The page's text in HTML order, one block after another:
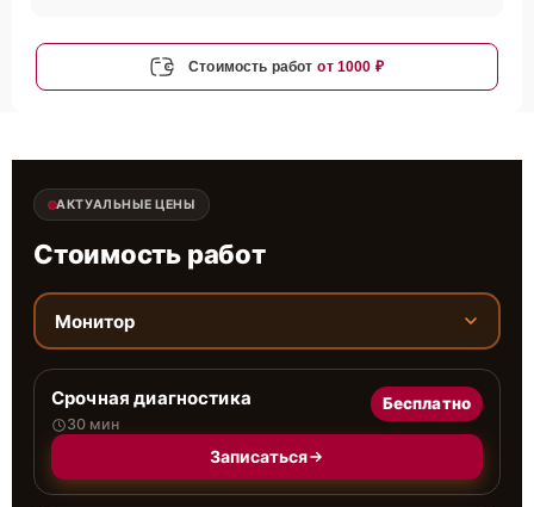
Стоимость работ от 1000 ₽
АКТУАЛЬНЫЕ ЦЕНЫ
Стоимость работ
Монитор
Срочная диагностика
30 мин
Бесплатно
Записаться